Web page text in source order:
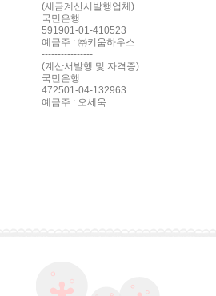
(세금계산서발행업체)
국민은행
591901-01-410523
예금주 : ㈜키움하우스
----------------
(계산서발행 및 자격증)
국민은행
472501-04-132963
예금주 : 오세욱